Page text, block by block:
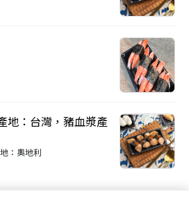
地：台灣，豬血漿產
：奧地利